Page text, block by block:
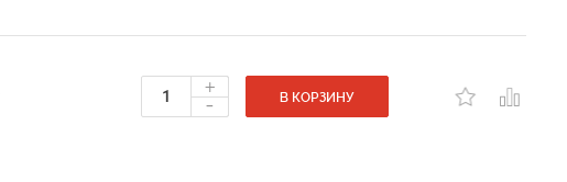
+
- В КОРЗИНУ